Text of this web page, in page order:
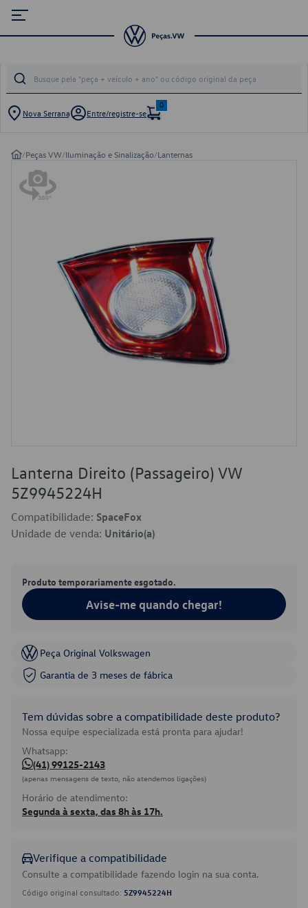
Nova Serrana Entre/registre-se
0
/Peças VW/Iluminação e Sinalização/Lanternas
Lanterna Direito (Passageiro) VW
5Z9945224H
Compatibilidade: SpaceFox
Unidade de venda: Unitário(a)
Produto temporariamente esgotado.
Avise-me quando chegar!
Peça Original Volkswagen
Garantia de 3 meses de fábrica
Tem dúvidas sobre a compatibilidade deste produto?
Nossa equipe especializada está pronta para ajudar!
Whatsapp:
(41) 99125-2143
(apenas mensagens de texto, não atendemos ligações)
Horário de atendimento:
Segunda à sexta, das 8h às 17h.
Verifique a compatibilidade
Consulte a compatibilidade fazendo login na sua conta.
Código original consultado: 5Z9945224H